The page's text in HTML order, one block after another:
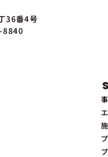
36番4号
8840